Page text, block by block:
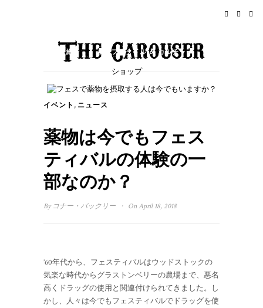
旅行 ライフスタイル & カルチャー
ショップ
イベント , ニュース
薬物は今でもフェス
ティバルの体験の一
部なのか？
By コナー・バックリー · On April 18, 2018
’60年代から、フェスティバルはウッドストックの
気楽な時代からグラストンベリーの農場まで、悪名
高くドラッグの使用と関連付けられてきました。し
かし、人々は今でもフェスティバルでドラッグを使